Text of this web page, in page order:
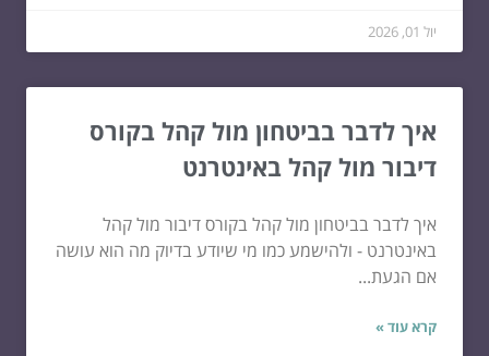
יול 01, 2026
איך לדבר בביטחון מול קהל בקורס
דיבור מול קהל באינטרנט
איך לדבר בביטחון מול קהל בקורס דיבור מול קהל
באינטרנט - ולהישמע כמו מי שיודע בדיוק מה הוא עושה
אם הגעת...
קרא עוד »